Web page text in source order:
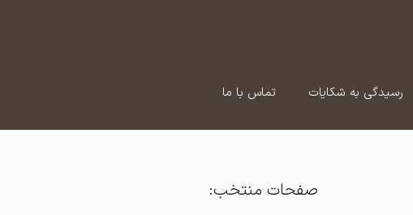
رسیدگی به شکایات تماس با ما
صفحات منتخب: